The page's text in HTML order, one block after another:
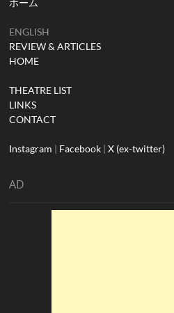
ENGLISH
REVIEW & ARTICLES
HOME
THEATRE LIST
LINKS
CONTACT
Instagram | Facebook |X (ex-twitter)
AD